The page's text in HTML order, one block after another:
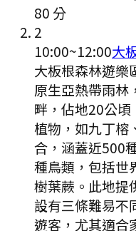
80 分
2
10:00~12:00大
大板根森林遊樂
原生亞熱帶雨林
畔，佔地20公
植物，如九丁榕
合，涵蓋近500
種鳥類，包括世
樹葉蕨。此地提
設有三條難易不
遊客，尤其適合